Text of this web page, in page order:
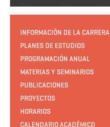
INFORMACIÓN DE LA CARRERA
PLANES DE ESTUDIOS
PROGRAMACIÓN ANUAL
MATERIAS Y SEMINARIOS
PUBLICACIONES
PROYECTOS
HORARIOS
CALENDARIO ACADÉMICO